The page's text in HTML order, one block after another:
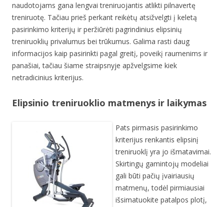
naudotojams gana lengvai treniruojantis atlikti pilnavertę
treniruotę. Tačiau prieš perkant reikėtų atsižvelgti į keletą
pasirinkimo kriterijų ir peržiūrėti pagrindinius elipsinių
treniruoklių privalumus bei trūkumus. Galima rasti daug
informacijos kaip pasirinkti pagal greitį, poveikį raumenims ir
panašiai, tačiau šiame straipsnyje apžvelgsime kiek
netradicinius kriterijus.
Elipsinio treniruoklio matmenys ir laikymas
Pats pirmasis pasirinkimo
kriterijus renkantis elipsinį
treniruoklį yra jo išmatavimai.
Skirtingų gamintojų modeliai
gali būti pačių įvairiausių
matmenų, todėl pirmiausiai
išsimatuokite patalpos plotį,